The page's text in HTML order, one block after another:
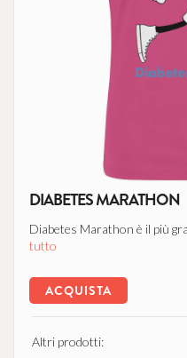
DIABETES MARATHON
Diabetes Marathon è il più
tutto
ACQUISTA
Altri prodotti: